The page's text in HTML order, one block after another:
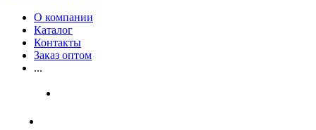
О компании
Каталог
Контакты
Заказ оптом
...